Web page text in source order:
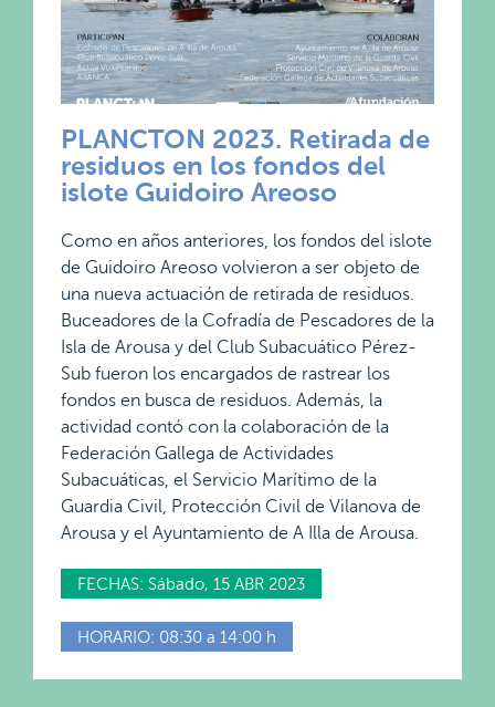
PLANCTON 2023. Retirada de
residuos en los fondos del
islote Guidoiro Areoso
Como en años anteriores, los fondos del islote
de Guidoiro Areoso volvieron a ser objeto de
una nueva actuación de retirada de residuos.
Buceadores de la Cofradía de Pescadores de la
Isla de Arousa y del Club Subacuático Pérez-
Sub fueron los encargados de rastrear los
fondos en busca de residuos. Además, la
actividad contó con la colaboración de la
Federación Gallega de Actividades
Subacuáticas, el Servicio Marítimo de la
Guardia Civil, Protección Civil de Vilanova de
Arousa y el Ayuntamiento de A Illa de Arousa.
FECHAS: Sábado, 15 ABR 2023
HORARIO: 08:30 a 14:00 h